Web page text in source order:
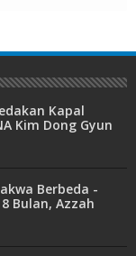
Kapal
Kim Dong Gyun
Berbeda -
Bulan, Azzah
6 Bulan